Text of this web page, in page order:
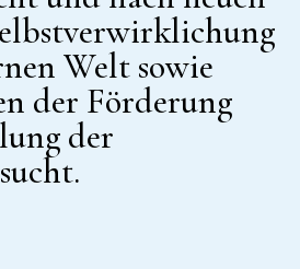
Welt sowie
der Förderung
der